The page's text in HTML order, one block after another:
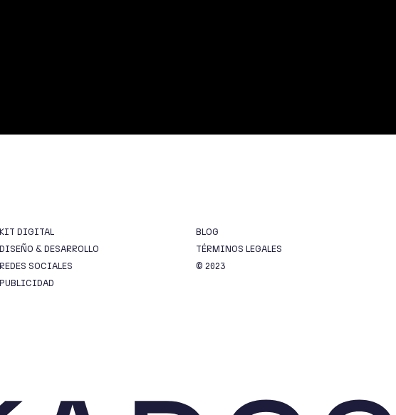
KIT DIGITAL
DISEÑO & DESARROLLO
REDES SOCIALES
PUBLICIDAD
BLOG
TÉRMINOS LEGALES
© 2023